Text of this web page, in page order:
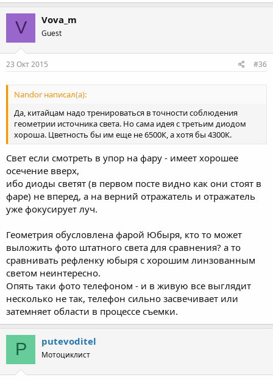
V Vova_m
Guest
23 Окт 2015 #36
Nandor написал(а):
Да, китайцам надо тренироваться в точности соблюдения
геометрии источника света. Но сама идея с третьим диодом
хороша. Цветность бы им еще не 6500К, а хотя бы 4300К.
Свет если смотреть в упор на фару - имеет хорошее
осечение вверх,
ибо диоды светят (в первом посте видно как они стоят в
фаре) не вперед, а на верний отражатель и отражатель
уже фокусирует луч.
Геометрия обусловлена фарой Юбыря, кто то может
выложить фото штатного света для сравнения? а то
сравнивать рефленку юбыря с хорошим линзованным
светом неинтересно.
Опять таки фото телефоном - и в живую все выглядит
несколько не так, телефон сильно засвечивает или
затемняет области в процессе съемки.
P putevoditel
Мотоциклист